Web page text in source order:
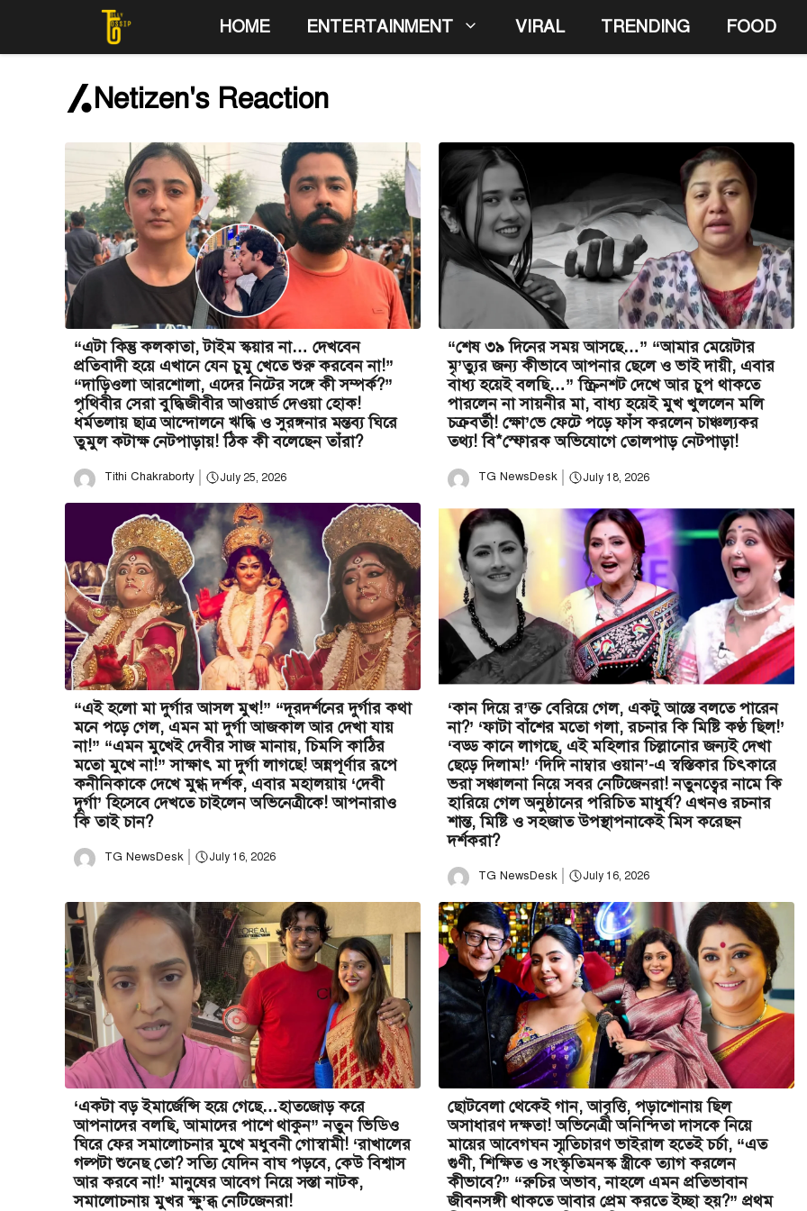
to
HOME ENTERTAINMENT VIRAL TRENDING FOOD
Netizen's Reaction
“এটা কিন্তু কলকাতা, টাইম স্কয়ার না… দেখবেন
প্রতিবাদী হয়ে এখানে যেন চুমু খেতে শুরু করবেন না!”
“দাড়িওলা আরশোলা, এদের নিটের সঙ্গে কী সম্পর্ক?”
পৃথিবীর সেরা বুদ্ধিজীবীর আওয়ার্ড দেওয়া হোক!
ধর্মতলায় ছাত্র আন্দোলনে ঋদ্ধি ও সুরঙ্গনার মন্তব্য ঘিরে
তুমুল কটাক্ষ নেটপাড়ায়! ঠিক কী বলেছেন তাঁরা?
Tithi Chakraborty July 25, 2026
“শেষ ৩৯ দিনের সময় আসছে…” “আমার মেয়েটার
মৃ’ত্যুর জন্য কীভাবে আপনার ছেলে ও ভাই দায়ী, এবার
বাধ্য হয়েই বলছি…” স্ক্রিনশট দেখে আর চুপ থাকতে
পারলেন না সায়নীর মা, বাধ্য হয়েই মুখ খুললেন মলি
চক্রবর্তী! ক্ষো’ভে ফেটে পড়ে ফাঁস করলেন চাঞ্চল্যকর
তথ্য! বি*স্ফোরক অভিযোগে তোলপাড় নেটপাড়া!
TG NewsDesk July 18, 2026
“এই হলো মা দুর্গার আসল মুখ!” “দূরদর্শনের দুর্গার কথা
মনে পড়ে গেল, এমন মা দুর্গা আজকাল আর দেখা যায়
না!” “এমন মুখেই দেবীর সাজ মানায়, চিমসি কাঠির
মতো মুখে না!” সাক্ষাৎ মা দুর্গা লাগছে! অন্নপূর্ণার রূপে
কনীনিকাকে দেখে মুগ্ধ দর্শক, এবার মহালয়ায় ‘দেবী
দুর্গা’ হিসেবে দেখতে চাইলেন অভিনেত্রীকে! আপনারাও
কি তাই চান?
TG NewsDesk July 16, 2026
‘কান দিয়ে র’ক্ত বেরিয়ে গেল, একটু আস্তে বলতে পারেন
না?’ ‘ফাটা বাঁশের মতো গলা, রচনার কি মিষ্টি কণ্ঠ ছিল!’
‘বড্ড কানে লাগছে, এই মহিলার চিল্লানোর জন্যই দেখা
ছেড়ে দিলাম!’ ‘দিদি নাম্বার ওয়ান’-এ স্বস্তিকার চিৎকারে
ভরা সঞ্চালনা নিয়ে সবর নেটিজেনরা! নতুনত্বের নামে কি
হারিয়ে গেল অনুষ্ঠানের পরিচিত মাধুর্য? এখনও রচনার
শান্ত, মিষ্টি ও সহজাত উপস্থাপনাকেই মিস করেছন
দর্শকরা?
TG NewsDesk July 16, 2026
‘একটা বড় ইমার্জেন্সি হয়ে গেছে…হাতজোড় করে
আপনাদের বলছি, আমাদের পাশে থাকুন” নতুন ভিডিও
ঘিরে ফের সমালোচনার মুখে মধুবনী গোস্বামী! ‘রাখালের
গল্পটা শুনেছ তো? সত্যি যেদিন বাঘ পড়বে, কেউ বিশ্বাস
আর করবে না!’ মানুষের আবেগ নিয়ে সস্তা নাটক,
সমালোচনায় মুখর ক্ষু’ব্ধ নেটিজেনরা!
ছোটবেলা থেকেই গান, আবৃত্তি, পড়াশোনায় ছিল
অসাধারণ দক্ষতা! অভিনেত্রী অনিন্দিতা দাসকে নিয়ে
মায়ের আবেগঘন স্মৃতিচারণ ভাইরাল হতেই চর্চা, “এত
গুণী, শিক্ষিত ও সংস্কৃতিমনস্ক স্ত্রীকে ত্যাগ করলেন
কীভাবে?” “রুচির অভাব, নাহলে এমন প্রতিভাবান
জীবনসঙ্গী থাকতে আবার প্রেম করতে ইচ্ছা হয়?” প্রথম